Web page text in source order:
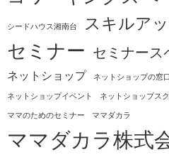
シードハウス湘南台 スキルア
セミナー セミナース
ネットショップ
ネットショップの窓口
ネットショップイベント
ネットショップス
ママのためのセミナー
ママダカラ
ママダカラ株式